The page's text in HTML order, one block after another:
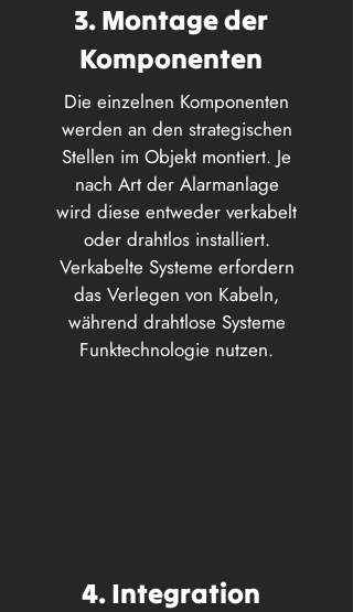
3. Montage der
Komponenten
Die einzelnen Komponenten
werden an den strategischen
Stellen im Objekt montiert. Je
nach Art der Alarmanlage
wird diese entweder verkabelt
oder drahtlos installiert.
Verkabelte Systeme erfordern
das Verlegen von Kabeln,
während drahtlose Systeme
Funktechnologie nutzen.
4. Integration